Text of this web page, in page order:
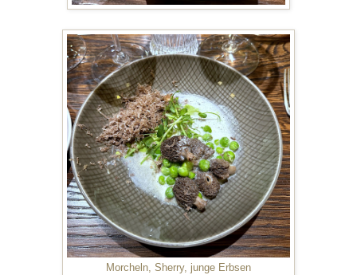
Morcheln, Sherry, junge Erbsen